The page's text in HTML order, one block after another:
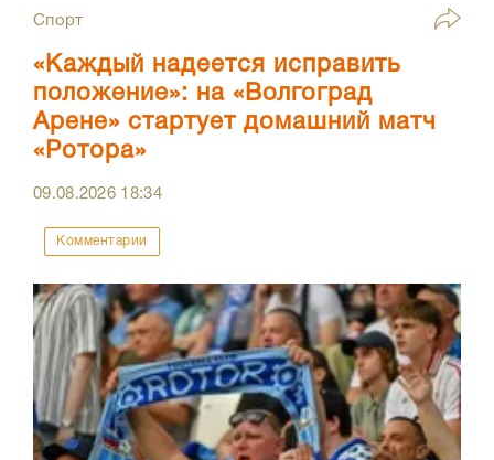
Спорт
«Каждый надеется исправить
положение»: на «Волгоград
Арене» стартует домашний матч
«Ротора»
09.08.2026 18:34
Комментарии